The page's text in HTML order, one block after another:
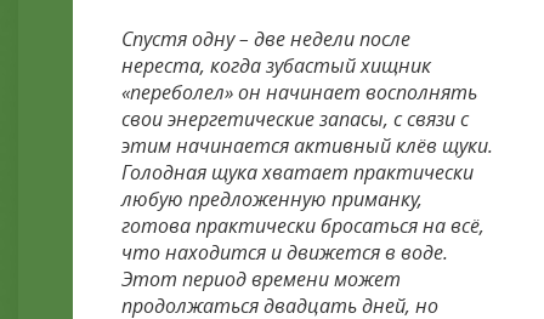
Спустя одну – две недели после
нереста, когда зубастый хищник
«переболел» он начинает восполнять
свои энергетические запасы, с связи с
этим начинается активный клёв щуки.
Голодная щука хватает практически
любую предложенную приманку,
готова практически бросаться на всё,
что находится и движется в воде.
Этот период времени может
продолжаться двадцать дней, но